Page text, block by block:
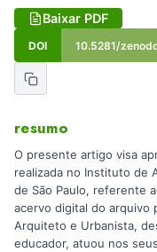
Baixar PDF
DOI 10.5281/
resumo
O presente artigo visa
realizada no Instituto de
de São Paulo, referente
acervo digital do arquivo
Arquiteto e Urbanista,
educador, atuou nos